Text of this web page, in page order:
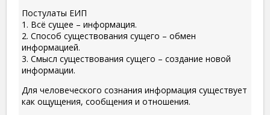
Постулаты ЕИП
1. Всё сущее – информация.
2. Способ существования сущего – обмен
информацией.
3. Смысл существования сущего – создание новой
информации.
Для человеческого сознания информация существует
как ощущения, сообщения и отношения.